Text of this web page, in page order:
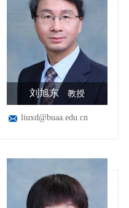
刘旭东 教授
liuxd@buaa.edu.cn